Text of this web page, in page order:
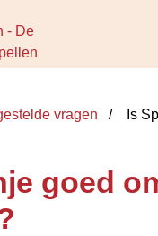
vragen
Is
goed